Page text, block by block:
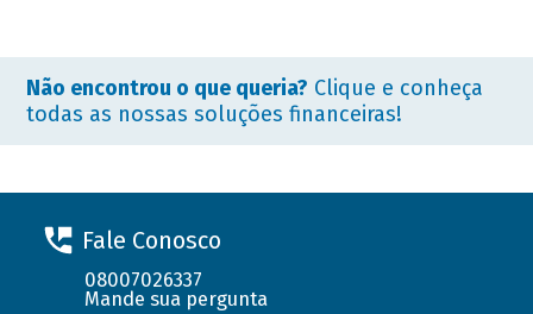
Não encontrou o que queria? Clique e conheça
todas as nossas soluções financeiras!
Fale Conosco
08007026337
Mande sua pergunta